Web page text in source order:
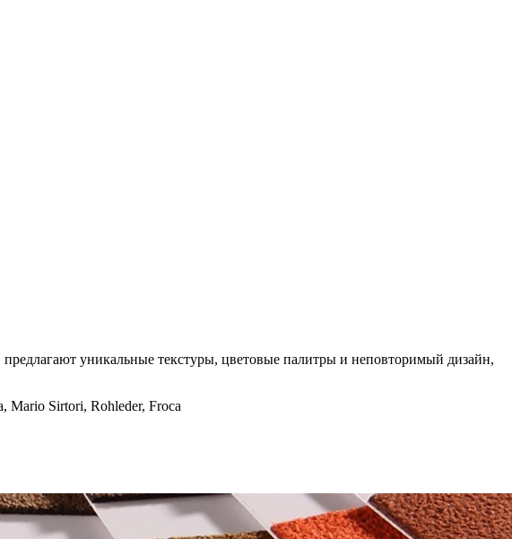
уникальные текстуры, цветовые палитры и неповторимый дизайн,
Mario Sirtori, Rohleder, Froca